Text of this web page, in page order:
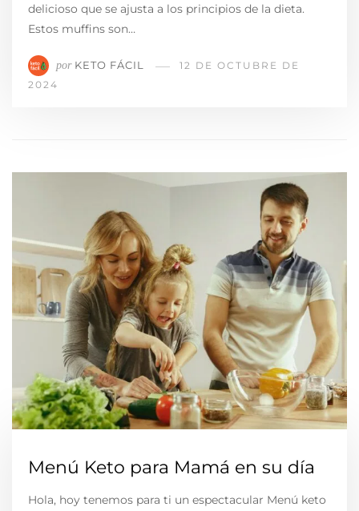
delicioso que se ajusta a los principios de la dieta.
Estos muffins son…
por KETO FÁCIL
12 DE OCTUBRE DE
2024
Menú Keto para Mamá en su día
Hola, hoy tenemos para ti un espectacular Menú keto